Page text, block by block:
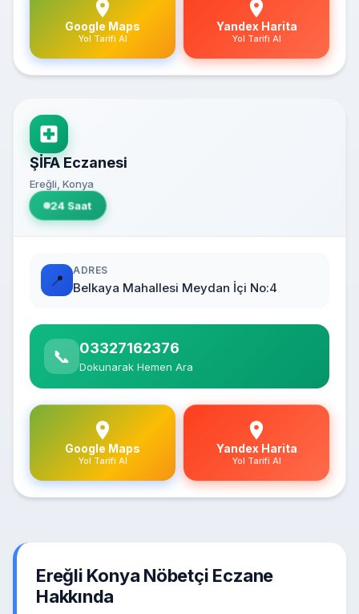
Google Maps
Yol Tarifi Al
Yandex Harita
Yol Tarifi Al
ŞİFA Eczanesi
Ereğli, Konya
24 Saat
📍
ADRES
Belkaya Mahallesi Meydan İçi No:4
📞 03327162376
Dokunarak Hemen Ara
Google Maps
Yol Tarifi Al
Yandex Harita
Yol Tarifi Al
Ereğli Konya Nöbetçi Eczane
Hakkında